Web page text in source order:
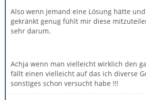
Mit freundlichen Grüßen!
Also wenn jemand eine Lösung hätte
gekränkt genug fühlt mir diese
sehr darum.
Achja wenn man vielleicht wirklich den
fällt einen vielleicht auf das ich diverse
sonstiges schon versucht habe !!!